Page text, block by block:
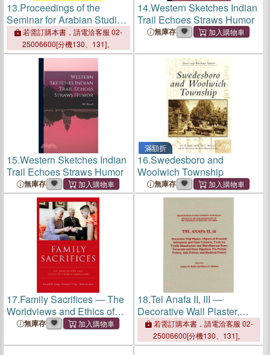
13.Proceedings of the
Seminar for Arabian Studies
─ Papers from the Forty-
Fourth Meeting of the
Seminar for Arabian Studies
Held at the British Museum,
London, 22 to 24 July 2010
若需訂購本書，請電洽客服 02-
25006600[分機130、131]。
14.Western Sketches Indian
Trail Echoes Straws Humor
無庫存
15.Western Sketches Indian
Trail Echoes Straws Humor
無庫存
滿額折
16.Swedesboro and
Woolwich Township
無庫存
17.Family Sacrifices ― The
Worldviews and Ethics of
Chinese Americans
無庫存
18.Tel Anafa II, III ―
Decorative Wall Plaster,
Objects of Personal
Adornment and Glass
Counters, Tools for Textile
若需訂購本書，請電洽客服 02-
25006600[分機130、131]。